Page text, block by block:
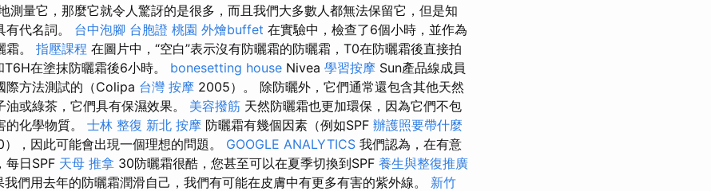
測量它，那麼它就令人驚訝的是很多，而且我們大多數人都無法保留它，但是知
代名詞。 台中泡腳 台胞證 桃園 外燴buffet 在實驗中，檢查了6個小時，並作為
霜。 指壓課程 在圖片中，“空白”表示沒有防曬霜的防曬霜，T0在防曬霜後直接拍
在塗抹防曬霜後6小時。 bonesetting house Nivea 學習按摩 Sun產品線成員
際方法測試的（Colipa 台灣 按摩 2005）。 除防曬外，它們通常還包含其他天然
油或綠茶，它們具有保濕效果。 美容撥筋 天然防曬霜也更加環保，因為它們不包
化學物質。 士林 整復 新北 按摩 防曬霜有幾個因素（例如SPF 辦護照要帶什麼
，因此可能會出現一個理想的問題。 GOOGLE ANALYTICS 我們認為，在有意
每日SPF 天母 推拿 30防曬霜很酷，您甚至可以在夏季切換到SPF 養生與整復推廣
們用去年的防曬霜潤滑自己，我們有可能在皮膚中有更多有害的紫外線。 新竹